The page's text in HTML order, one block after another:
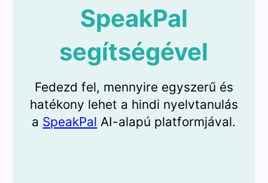
SpeakPal
segítségével
Fedezd fel, mennyire egyszerű és
hatékony lehet a hindi nyelvtanulás
a SpeakPal AI-alapú platformjával.